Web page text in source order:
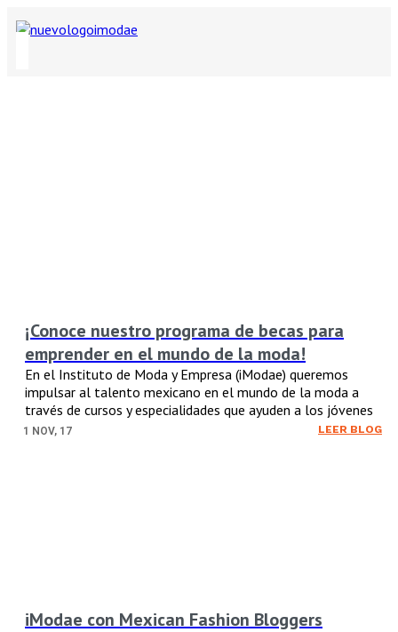
¡Conoce nuestro programa de becas para
emprender en el mundo de la moda!
1 NOV, 17
En el Instituto de Moda y Empresa (iModae) queremos
impulsar al talento mexicano en el mundo de la moda a
través de cursos y especialidades que ayuden a los jóvenes
LEER BLOG
iModae con Mexican Fashion Bloggers